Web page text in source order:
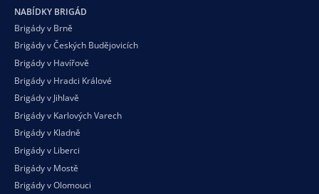
NABÍDKY BRIGÁD
Brigády v Brně
Brigády v Českých Budějovicích
Brigády v Havířově
Brigády v Hradci Králové
Brigády v Jihlavě
Brigády v Karlových Varech
Brigády v Kladně
Brigády v Liberci
Brigády v Mostě
Brigády v Olomouci